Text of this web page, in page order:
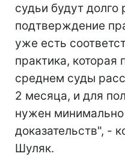
судьи будут долго
подтверждение
уже есть
практика, которая
среднем суды
2 месяца, и для
нужен
доказательств", -
Шуляк.